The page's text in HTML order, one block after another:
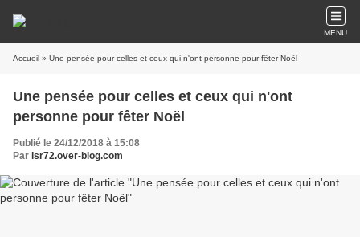
MENU
Accueil » Une pensée pour celles et ceux qui n'ont personne pour fêter Noël
Une pensée pour celles et ceux qui n'ont
personne pour fêter Noël
Publié le 24/12/2018 à 15:08
Par lsr72.over-blog.com